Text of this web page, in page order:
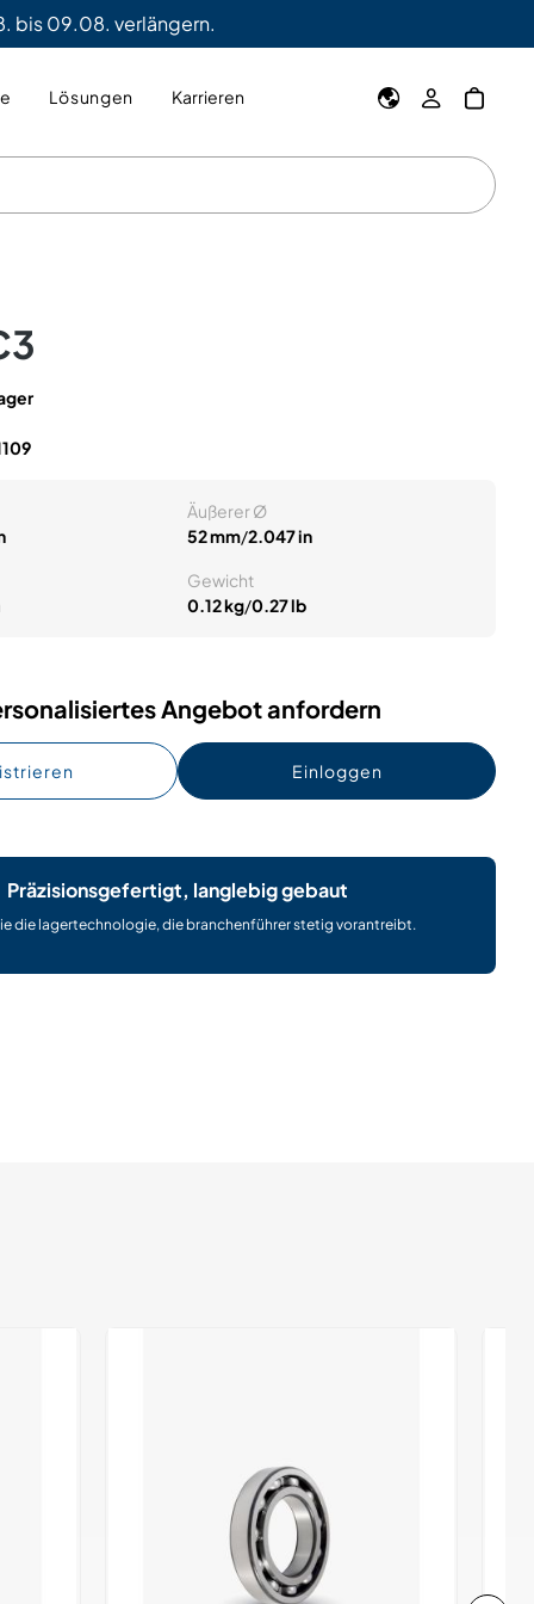
bis 09.08. verlängern.
Lösungen Karrieren
Äußerer Ø
52 mm/2.047 in
Gewicht
0.12 kg/0.27 lb
Angebot anfordern
Einloggen
Präzisionsgefertigt, langlebig gebaut
die lagertechnologie, die branchenführer stetig vorantreibt.